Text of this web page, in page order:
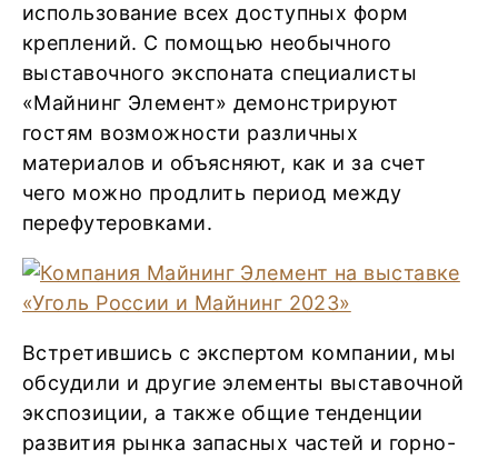
использование всех доступных форм
креплений. С помощью необычного
выставочного экспоната специалисты
«Майнинг Элемент» демонстрируют
гостям возможности различных
материалов и объясняют, как и за счет
чего можно продлить период между
перефутеровками.
Встретившись с экспертом компании, мы
обсудили и другие элементы выставочной
экспозиции, а также общие тенденции
развития рынка запасных частей и горно-